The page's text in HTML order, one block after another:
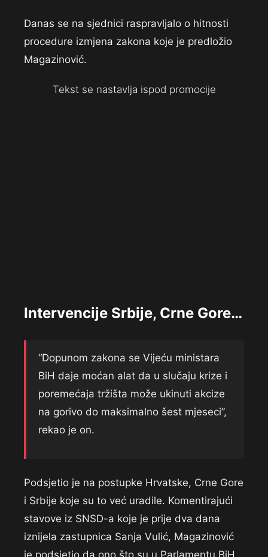
Danas se na sjednici raspravljalo o hitnosti
procedure izmjena zakona koje je predložio
Magazinović.
Tekst se nastavlja ispod promocije
Intervencije Srbije, Crne Gore…
“Dopunom zakona se Vijeću ministara
BiH daje moćan alat da u slučaju krize i
poremećaja tržišta može ukinuti akcize
na gorivo do maksimalno šest mjeseci”,
rekao je on.
Podsjetio je na postupke Hrvatske, Crne Gore
i Srbije koje su to već uradile. Komentirajući
stavove iz SNSD-a koje je prije dva dana
iznijela zastupnica Sanja Vulić, Magazinović